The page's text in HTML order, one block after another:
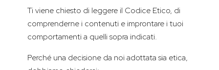
Ti viene chiesto di leggere il Codice Etico, di
comprenderne i contenuti e improntare i tuoi
comportamenti a quelli sopra indicati.
Perché una decisione da noi adottata sia etica,